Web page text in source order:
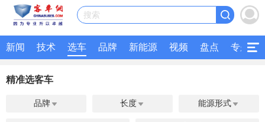
搜索
新闻 技术 选车 品牌 新能源 视频 盘点 专题
精准选客车
品牌  长度  能源形式 